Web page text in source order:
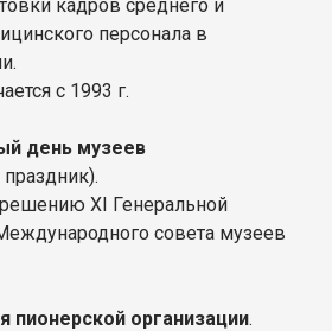
кадров среднего и
персонала в
с 1993 г.
день музеев
XI Генеральной
совета музеев
пионерской организации.